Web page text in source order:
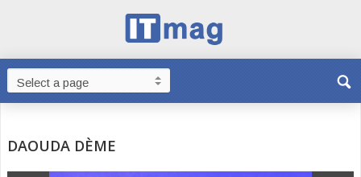
DAOUDA DÈME